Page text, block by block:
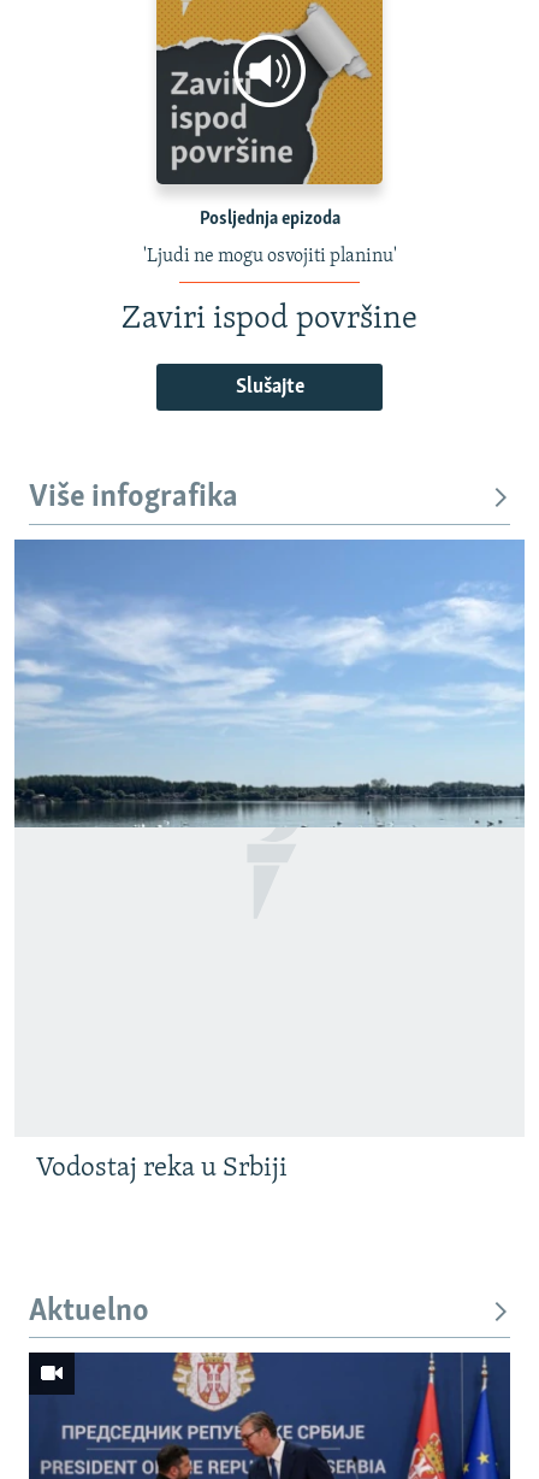
Posljednja epizoda
'Ljudi ne mogu osvojiti planinu'
Zaviri ispod površine
Slušajte
Više infografika
Vodostaj reka u Srbiji
Aktuelno